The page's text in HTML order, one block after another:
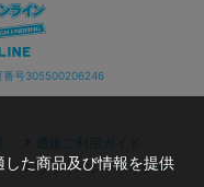
番号305500206246
通販ご利用ガイド
プライバシーポリシー
た商品及び情報を提供